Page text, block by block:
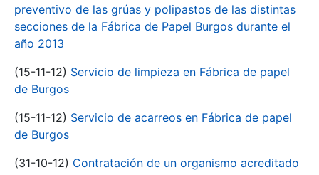
preventivo de las grúas y polipastos de las distintas
secciones de la Fábrica de Papel Burgos durante el
año 2013
(15-11-12) Servicio de limpieza en Fábrica de papel
de Burgos
(15-11-12) Servicio de acarreos en Fábrica de papel
de Burgos
(31-10-12) Contratación de un organismo acreditado